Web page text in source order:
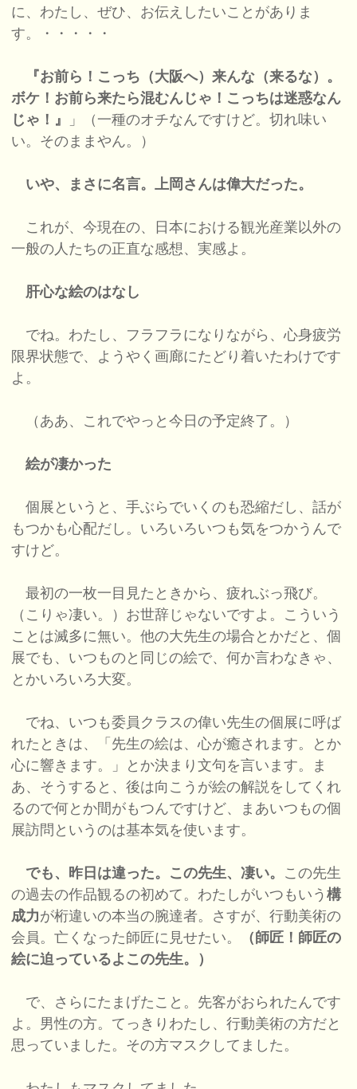
に、わたし、ぜひ、お伝えしたいことがありま
す。・・・・・
『お前ら！こっち（大阪へ）来んな（来るな）。
ボケ！お前ら来たら混むんじゃ！こっちは迷惑なん
じゃ！』
」（一種のオチなんですけど。切れ味い
い。そのままやん。）
いや、まさに名言。上岡さんは偉大だった。
これが、今現在の、日本における観光産業以外の
一般の人たちの正直な感想、実感よ。
肝心な絵のはなし
でね。わたし、フラフラになりながら、心身疲労
限界状態で、ようやく画廊にたどり着いたわけです
よ。
（ああ、これでやっと今日の予定終了。）
絵が凄かった
個展というと、手ぶらでいくのも恐縮だし、話が
もつかも心配だし。いろいろいつも気をつかうんで
すけど。
最初の一枚一目見たときから、疲れぶっ飛び。
（こりゃ凄い。）お世辞じゃないですよ。こういう
ことは滅多に無い。他の大先生の場合とかだと、個
展でも、いつものと同じの絵で、何か言わなきゃ、
とかいろいろ大変。
でね、いつも委員クラスの偉い先生の個展に呼ば
れたときは、「先生の絵は、心が癒されます。とか
心に響きます。」とか決まり文句を言います。ま
あ、そうすると、後は向こうが絵の解説をしてくれ
るので何とか間がもつんですけど、まあいつもの個
展訪問というのは基本気を使います。
でも、昨日は違った。この先生、凄い。 この先生
の過去の作品観るの初めて。わたしがいつもいう構
成力が桁違いの本当の腕達者。さすが、行動美術の
会員。亡くなった師匠に見せたい。
（師匠！師匠の
絵に迫っているよこの先生。）
で、さらにたまげたこと。先客がおられたんです
よ。男性の方。てっきりわたし、行動美術の方だと
思っていました。その方マスクしてました。